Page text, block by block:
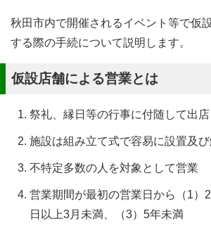
秋田市内で開催されるイベント等で仮
する際の手続について説明します。
仮設店舗による営業とは
祭礼、縁日等の行事に付随して出店
施設は組み立て式で容易に設置及
不特定多数の人を対象として営業
営業期間が最初の営業日から（1）
日以上3月未満、（3）5年未満